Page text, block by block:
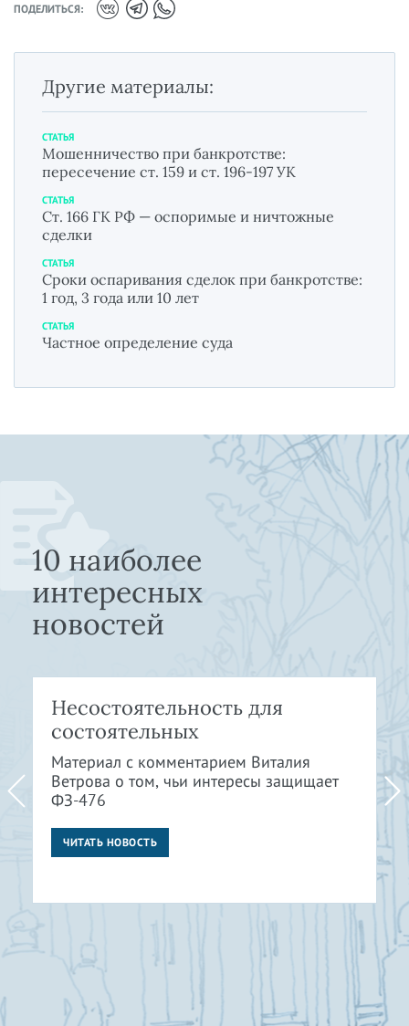
ПОДЕЛИТЬСЯ:
Другие материалы:
СТАТЬЯ
Мошенничество при банкротстве:
пересечение ст. 159 и ст. 196-197 УК
СТАТЬЯ
Ст. 166 ГК РФ — оспоримые и ничтожные
сделки
СТАТЬЯ
Сроки оспаривания сделок при банкротстве:
1 год, 3 года или 10 лет
СТАТЬЯ
Частное определение суда
10 наиболее
интересных
новостей
Несостоятельность для
состоятельных
Материал с комментарием Виталия
Ветрова о том, чьи интересы защищает
ФЗ-476
ЧИТАТЬ НОВОСТЬ